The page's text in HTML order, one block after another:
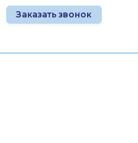
Заказать звонок